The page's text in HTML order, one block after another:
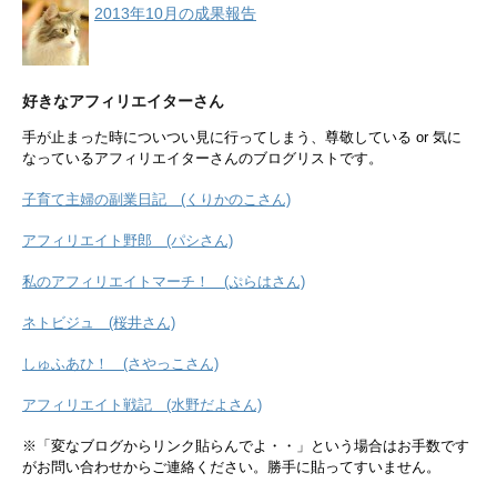
2013年10月の成果報告
好きなアフィリエイターさん
手が止まった時についつい見に行ってしまう、尊敬している or 気に
なっているアフィリエイターさんのブログリストです。
子育て主婦の副業日記 (くりかのこさん)
アフィリエイト野郎 (パシさん)
私のアフィリエイトマーチ！ (ぷらはさん)
ネトビジュ (桜井さん)
しゅふあひ！ (さやっこさん)
アフィリエイト戦記 (水野だよさん)
※「変なブログからリンク貼らんでよ・・」という場合はお手数です
がお問い合わせからご連絡ください。勝手に貼ってすいません。